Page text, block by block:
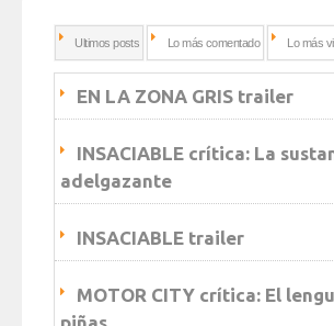
Ultimos posts Lo más comentado Lo más
EN LA ZONA GRIS trailer
INSACIABLE crítica: La
adelgazante
INSACIABLE trailer
MOTOR CITY crítica: El
piñas